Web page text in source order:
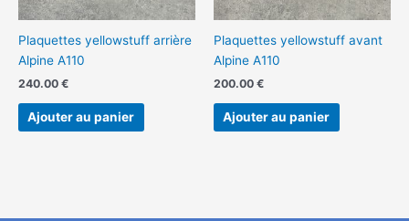
Plaquettes yellowstuff arrière
Alpine A110
240.00 €
Ajouter au panier
Plaquettes yellowstuff avant
Alpine A110
200.00 €
Ajouter au panier